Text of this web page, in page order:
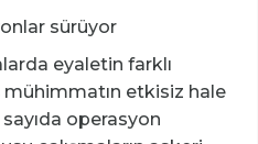
sürüyor
eyaletin farklı
etkisiz hale
operasyon